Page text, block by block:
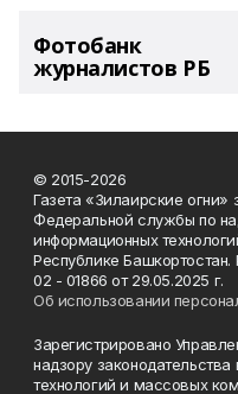
Фотобанк
журналистов РБ
© 2015-2026
Газета «Зилаирские огни»
Федеральной службы по
информационных
Республике
02 - 01866 от 29.05.2025 г.
Об использовании
Зарегистрировано
надзору
технологий и массовых